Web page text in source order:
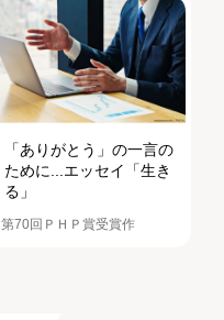
「ありがとう」の一言の
ために...エッセイ「生き
る」
第70回ＰＨＰ賞受賞作